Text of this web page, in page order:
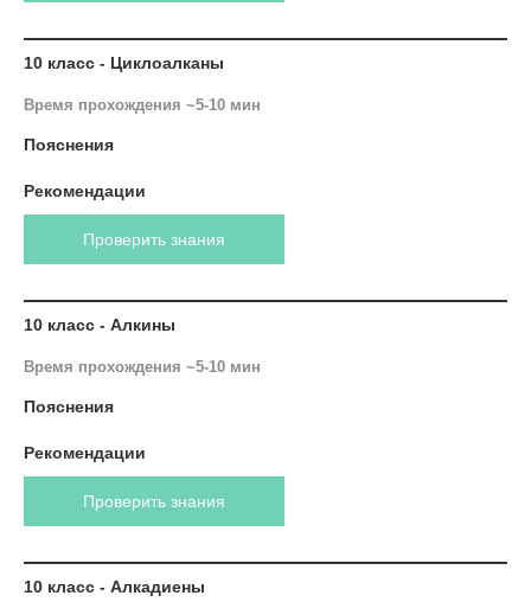
10 класс - Циклоалканы
Время прохождения ~5-10 мин
Пояснения
Рекомендации
Проверить знания
10 класс - Алкины
Время прохождения ~5-10 мин
Пояснения
Рекомендации
Проверить знания
10 класс - Алкадиены